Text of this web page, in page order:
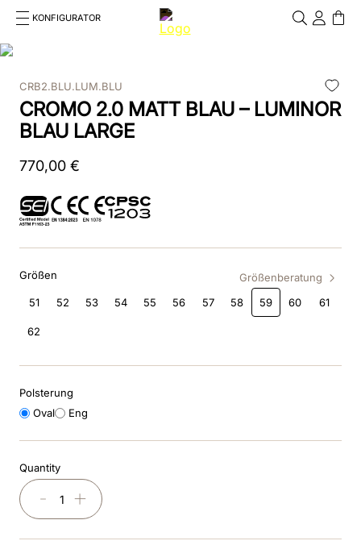
KONFIGURATOR
Cosa stai cercando?
1. smart nova
2.nova
3.reithelm
4.smart
6. pink
7.chromo 2
8.glänzend
helm
10.smart nova polo star
CRB2.BLU.LUM.BLU
CROMO 2.0 MATT BLAU – LUMINOR
BLAU LARGE
770,00 €
Größen
Größenberatung
51
52 53 54 55 56 57 58 59 60 61
62
Polsterung
Oval
Eng
Quantity
＋
－